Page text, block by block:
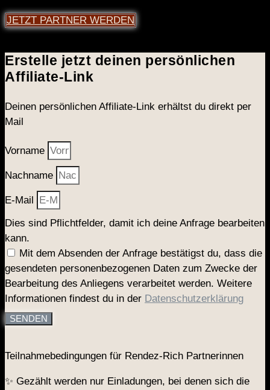
JETZT PARTNER WERDEN
Erstelle jetzt deinen persönlichen
Affiliate-Link
Deinen persönlichen Affiliate-Link erhältst du direkt per
Mail
Vorname
Nachname
E-Mail
Dies sind Pflichtfelder, damit ich deine Anfrage bearbeiten
kann.
Mit dem Absenden der Anfrage bestätigst du, dass die
gesendeten personenbezogenen Daten zum Zwecke der
Bearbeitung des Anliegens verarbeitet werden. Weitere
Informationen findest du in der Datenschutzerklärung
SENDEN
Teilnahmebedingungen für Rendez-Rich Partnerinnen
✨ Gezählt werden nur Einladungen, bei denen sich die